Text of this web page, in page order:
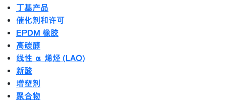
丁基产品
催化剂和许可
EPDM 橡胶
高碳醇
线性 α 烯烃 (LAO)
新酸
增塑剂
聚合物